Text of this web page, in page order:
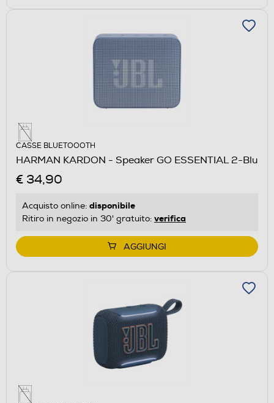
CASSE BLUETOOOTH
HARMAN KARDON - Speaker GO ESSENTIAL 2-Blu
€ 34,90
Acquisto online: disponibile
Ritiro in negozio in 30' gratuito: verifica
AGGIUNGI